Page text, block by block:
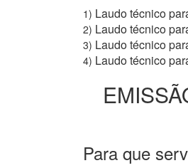
1) Laudo técnico
2) Laudo técnico
3) Laudo técnico
4) Laudo técnico
Para que